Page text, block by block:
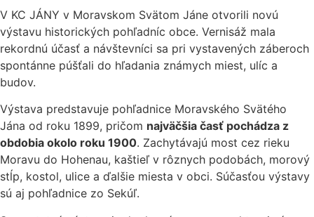
V KC JÁNY v Moravskom Svätom Jáne otvorili novú
výstavu historických pohľadníc obce. Vernisáž mala
rekordnú účasť a návštevníci sa pri vystavených záberoch
spontánne púšťali do hľadania známych miest, ulíc a
budov.
Výstava predstavuje pohľadnice Moravského Svätého
Jána od roku 1899, pričom najväčšia časť pochádza z
obdobia okolo roku 1900. Zachytávajú most cez rieku
Moravu do Hohenau, kaštieľ v rôznych podobách, morový
stĺp, kostol, ulice a ďalšie miesta v obci. Súčasťou výstavy
sú aj pohľadnice zo Sekúľ.